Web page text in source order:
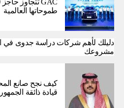
طموحاتها العالمية
دليلك لأهم شركات دراسة جدوى في
مشروعك
كيف نجح صانع
قيادة ذائقة